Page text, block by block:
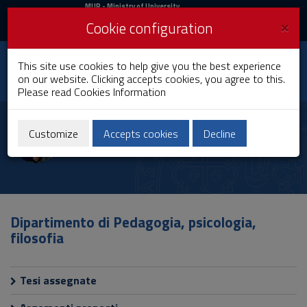
Skip
Content
to
Go
Footer
MIUR
Login
MUR- Ministry of University
Login UniCA News
Toggle
navigation
University of
Cagliari
Salvatore Deiana
Dipartimento di Pedagogia, psicologia,
filosofia
Tesi assegnate
×
Cookie configuration
This site use cookies to help give you the best experience
on our website. Clicking accepts cookies, you agree to this.
Please read Cookies Information
Customize Accepts cookies Decline